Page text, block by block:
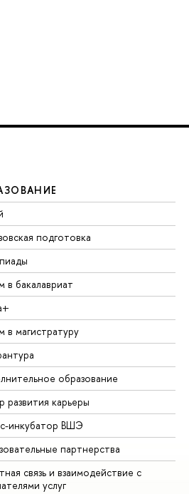
подготовка
в бакалавриат
в магистратуру
образование
развития карьеры
инкубатор ВШЭ
партнерства
связь и взаимодействие с
услуг